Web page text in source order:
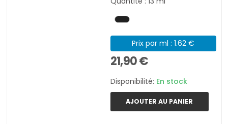
Prix par ml : 1.62 €
21,90 €
Disponibilité: En stock
AJOUTER AU PANIER